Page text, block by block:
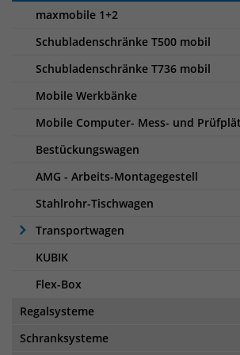
maxmobile 1+2
Schubladenschränke T500 mobil
Schubladenschränke T736 mobil
Mobile Werkbänke
Mobile Computer- Mess- und
Bestückungswagen
AMG - Arbeits-Montagegestell
Stahlrohr-Tischwagen
Transportwagen
KUBIK
Flex-Box
Regalsysteme
Schranksysteme